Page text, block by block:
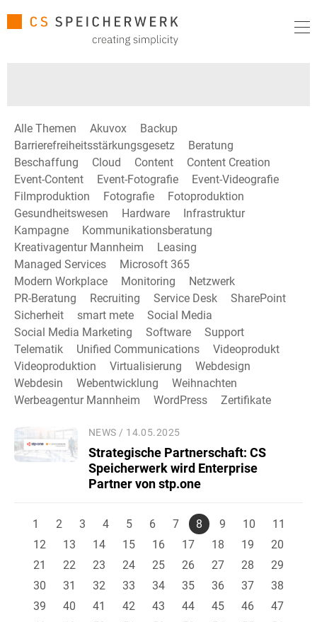
Alle Themen Akuvox
Backup
Barrierefreiheitsstärkungsgesetz
Beratung
Beschaffung
Cloud Content
Content Creation
Event-Content
Event-Fotografie
Event-Videografie
Filmproduktion
Fotografie
Fotoproduktion
Gesundheitswesen
Hardware
Infrastruktur
Kampagne
Kommunikationsberatung
Kreativagentur Mannheim
Leasing
Managed Services
Microsoft 365
Modern Workplace
Monitoring
Netzwerk
PR-Beratung
Recruiting Service Desk
SharePoint
Sicherheit
smart mete
Social Media
Social Media Marketing
Software
Support
Telematik
Unified Communications
Videoprodukt
Videoproduktion
Virtualisierung
Webdesign
Webdesin
Webentwicklung
Weihnachten
Werbeagentur Mannheim
WordPress Zertifikate
NEWS / 14.05.2025
Strategische Partnerschaft: CS
Speicherwerk wird Enterprise
Partner von stp.one
1 2 3 4 5 6 7 8 9 10
11
12
13 14 15 16 17 18 19
20
21
22 23 24 25 26 27 28
29
30
31 32 33 34 35 36 37
38
39
40 41 42 43 44 45 46
47